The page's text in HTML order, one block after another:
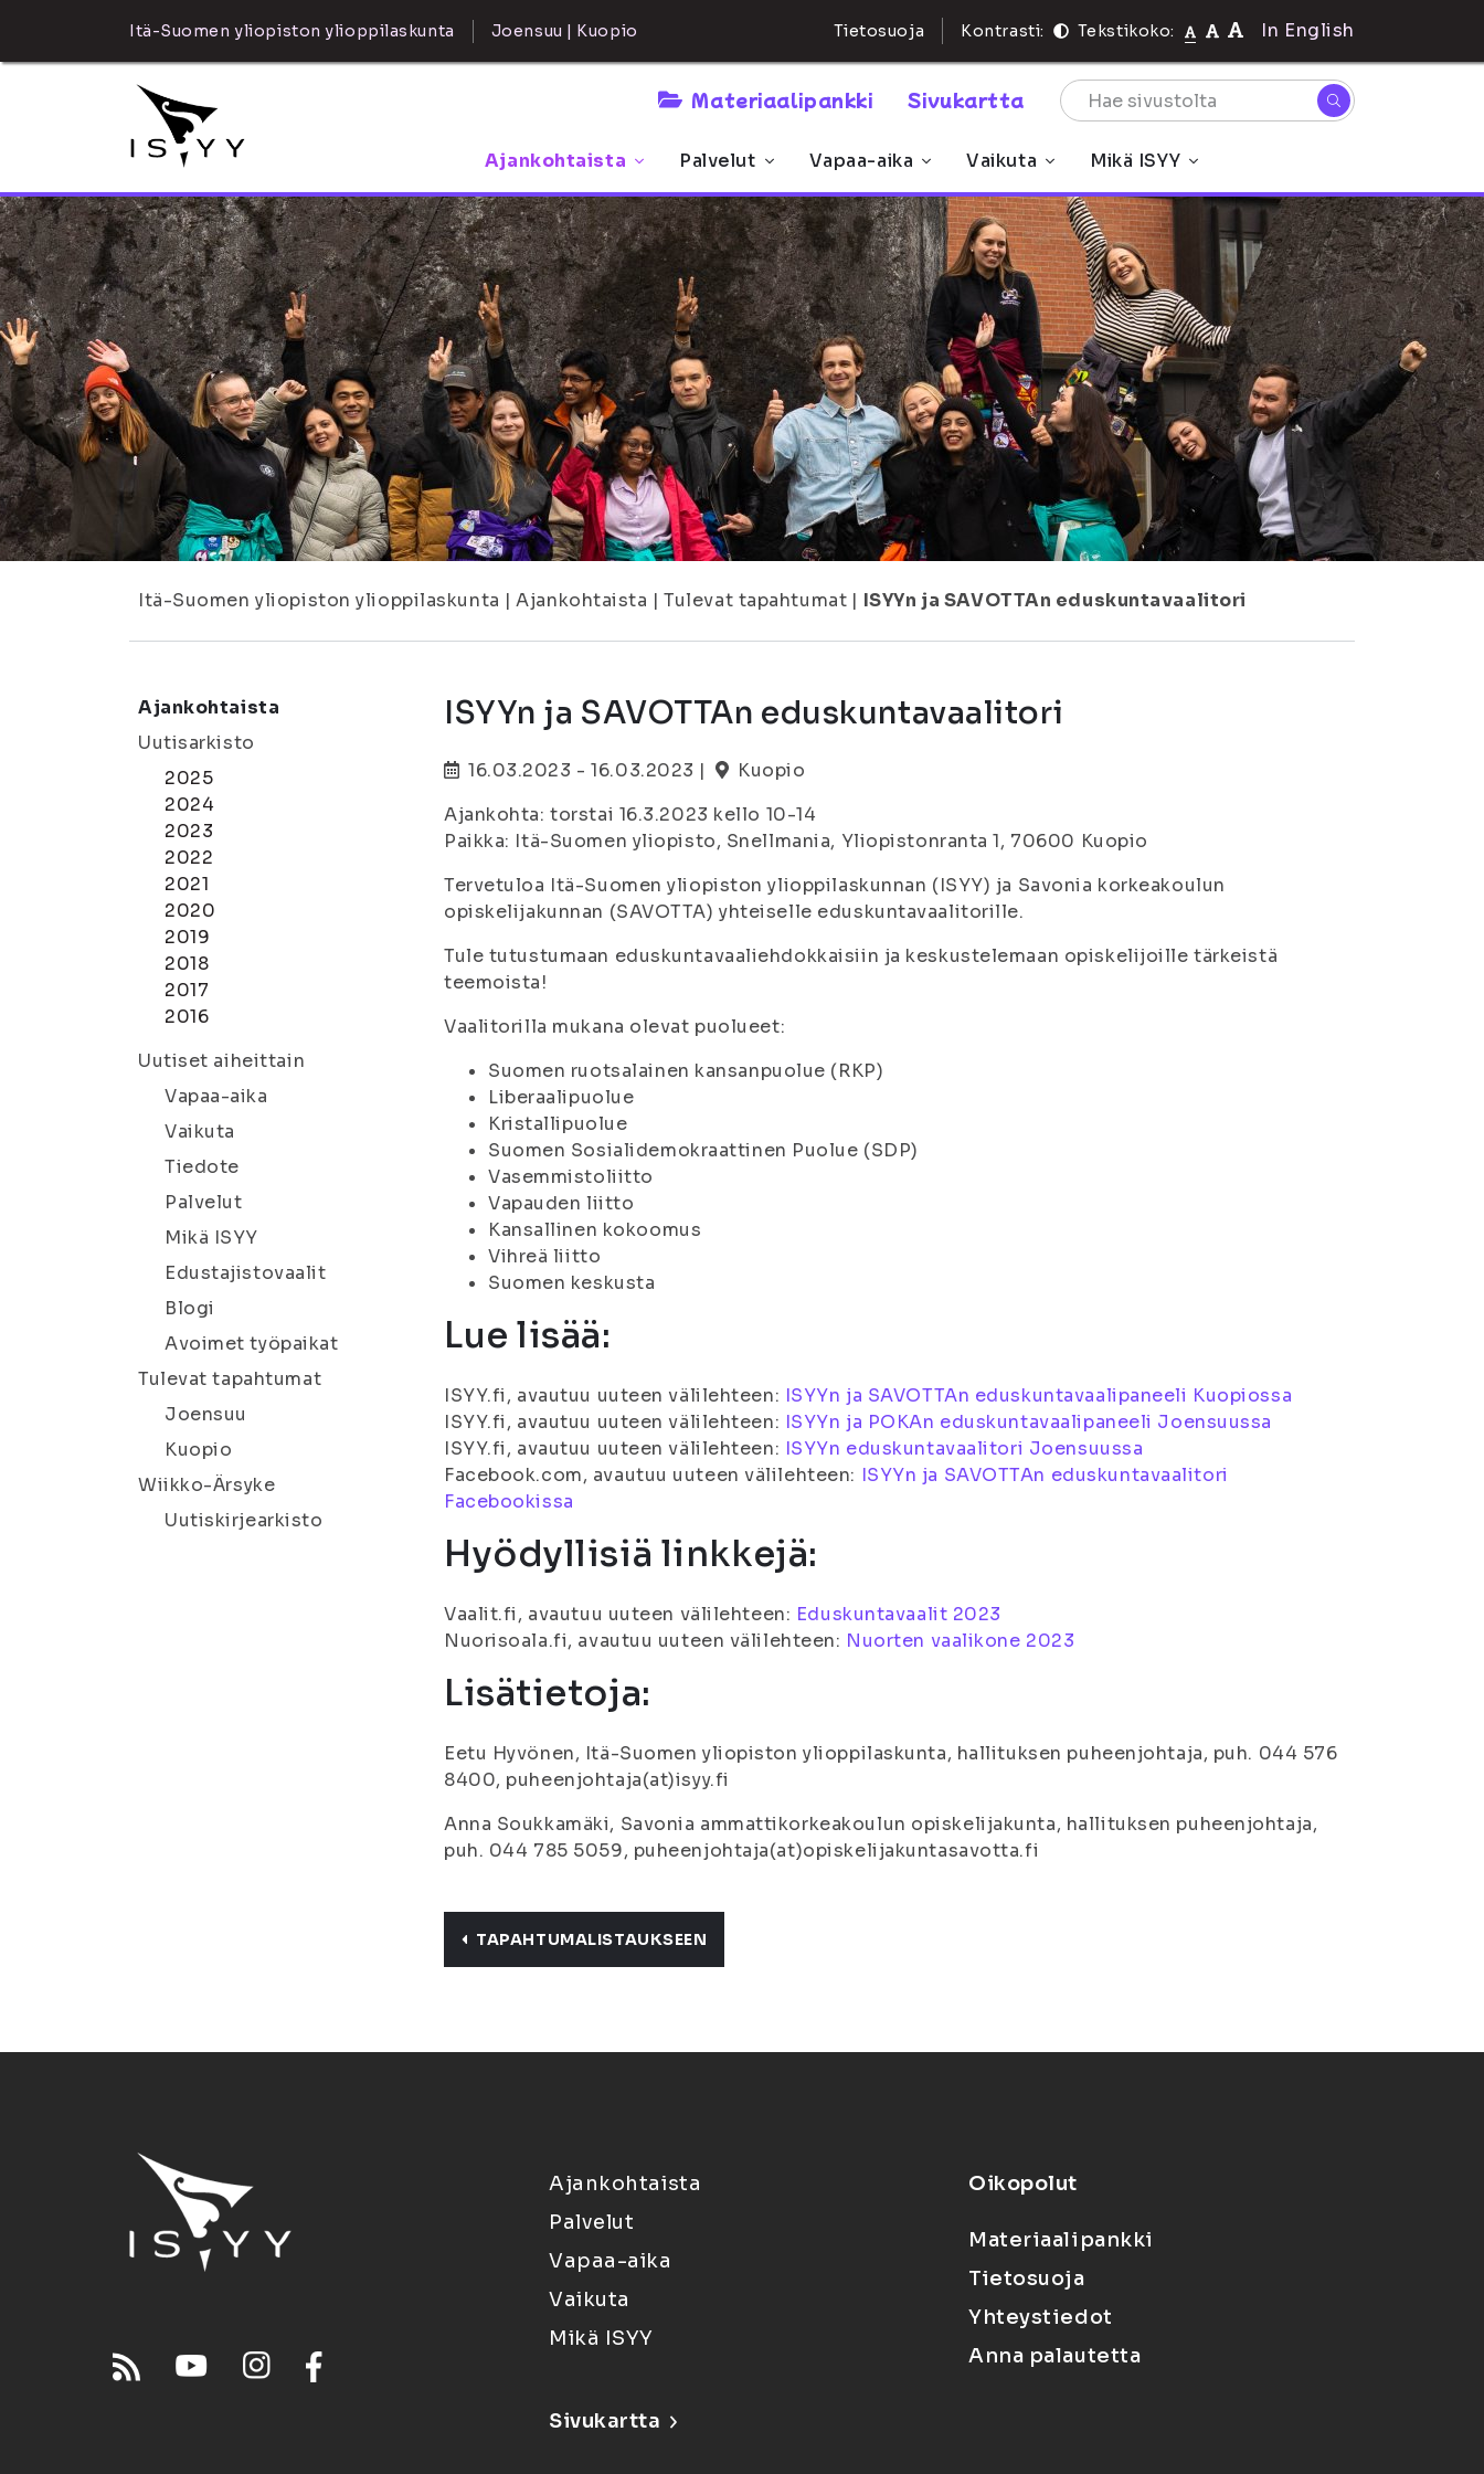
Itä-Suomen yliopiston ylioppilaskunta Joensuu | Kuopio Tietosuoja Kontrasti: Tekstikoko: In English
Materiaalipankki Sivukartta
Ajankohtaista Palvelut Vapaa-aika Vaikuta Mikä ISYY
Itä-Suomen yliopiston ylioppilaskunta | Ajankohtaista | Tulevat tapahtumat | ISYYn ja SAVOTTAn eduskuntavaalitori
Ajankohtaista
Uutisarkisto
2025
2024
2023
2022
2021
2020
2019
2018
2017
2016
Uutiset aiheittain
Vapaa-aika
Vaikuta
Tiedote
Palvelut
Mikä ISYY
Edustajistovaalit
Blogi
Avoimet työpaikat
Tulevat tapahtumat
Joensuu
Kuopio
Wiikko-Ärsyke
Uutiskirjearkisto
ISYYn ja SAVOTTAn eduskuntavaalitori
16.03.2023 - 16.03.2023 |
Kuopio
Ajankohta: torstai 16.3.2023 kello 10-14
Paikka: Itä-Suomen yliopisto, Snellmania, Yliopistonranta 1, 70600 Kuopio
Tervetuloa Itä-Suomen yliopiston ylioppilaskunnan (ISYY) ja Savonia korkeakoulun
opiskelijakunnan (SAVOTTA) yhteiselle eduskuntavaalitorille.
Tule tutustumaan eduskuntavaaliehdokkaisiin ja keskustelemaan opiskelijoille tärkeistä
teemoista!
Vaalitorilla mukana olevat puolueet:
Suomen ruotsalainen kansanpuolue (RKP)
Liberaalipuolue
Kristallipuolue
Suomen Sosialidemokraattinen Puolue (SDP)
Vasemmistoliitto
Vapauden liitto
Kansallinen kokoomus
Vihreä liitto
Suomen keskusta
Lue lisää:
ISYY.fi, avautuu uuteen välilehteen: ISYYn ja SAVOTTAn eduskuntavaalipaneeli Kuopiossa
ISYY.fi, avautuu uuteen välilehteen: ISYYn ja POKAn eduskuntavaalipaneeli Joensuussa
ISYY.fi, avautuu uuteen välilehteen: ISYYn eduskuntavaalitori Joensuussa
Facebook.com, avautuu uuteen välilehteen: ISYYn ja SAVOTTAn eduskuntavaalitori
Facebookissa
Hyödyllisiä linkkejä:
Vaalit.fi, avautuu uuteen välilehteen: Eduskuntavaalit 2023
Nuorisoala.fi, avautuu uuteen välilehteen: Nuorten vaalikone 2023
Lisätietoja:
Eetu Hyvönen, Itä-Suomen yliopiston ylioppilaskunta, hallituksen puheenjohtaja, puh. 044 576
8400, puheenjohtaja(at)isyy.fi
Anna Soukkamäki, Savonia ammattikorkeakoulun opiskelijakunta, hallituksen puheenjohtaja,
puh. 044 785 5059, puheenjohtaja(at)opiskelijakuntasavotta.fi
TAPAHTUMALISTAUKSEEN
Ajankohtaista
Palvelut
Vapaa-aika
Vaikuta
Mikä ISYY
Sivukartta
Oikopolut
Materiaalipankki
Tietosuoja
Yhteystiedot
Anna palautetta